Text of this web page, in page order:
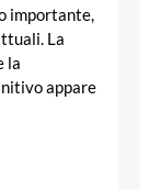
importante,
La
la
appare